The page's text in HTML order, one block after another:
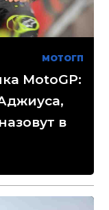
МОТОГП
MotoGP:
в